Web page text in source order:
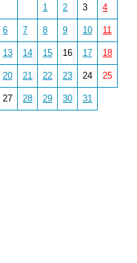
1 2 3 4
6 7 8 9 10 11
13 14 15 16 17 18
20 21 22 23 24 25
27 28 29 30 31